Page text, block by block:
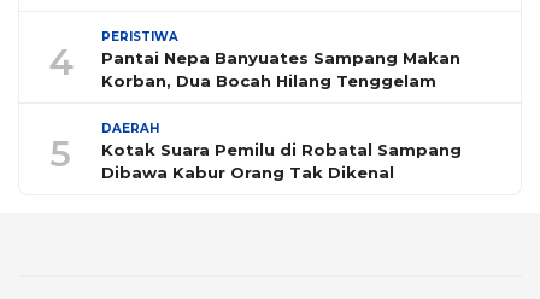
4
PERISTIWA
Pantai Nepa Banyuates Sampang Makan
Korban, Dua Bocah Hilang Tenggelam
5
DAERAH
Kotak Suara Pemilu di Robatal Sampang
Dibawa Kabur Orang Tak Dikenal